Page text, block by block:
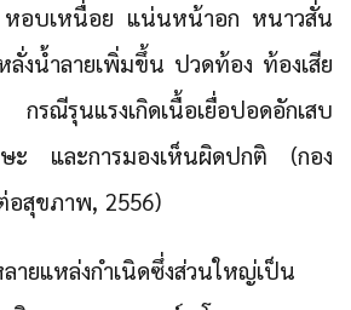
หอบเหนื่อย แน่นหน้าอก หนาวสั่น
งน้ำลายเพิ่มขึ้น ปวดท้อง ท้องเสีย
ณีรุนแรงเกิดเนื้อเยื่อปอดอักเสบ
ษะ และการมองเห็นผิดปกติ (กอง
อสุขภาพ, 2556)
ายแหล่งกำเนิดซึ่งส่วนใหญ่เป็น